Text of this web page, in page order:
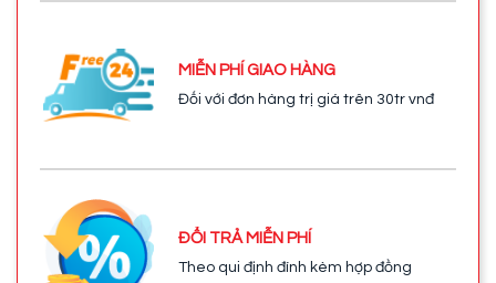
MIỄN PHÍ GIAO HÀNG
Đối với đơn hàng trị giá trên 30tr vnđ
ĐỔI TRẢ MIỄN PHÍ
Theo qui định đính kèm hợp đồng